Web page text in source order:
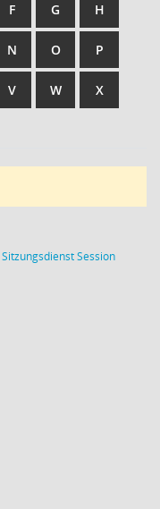
F G H
N O P
V W X
SitzungsdienstSession(Wird in